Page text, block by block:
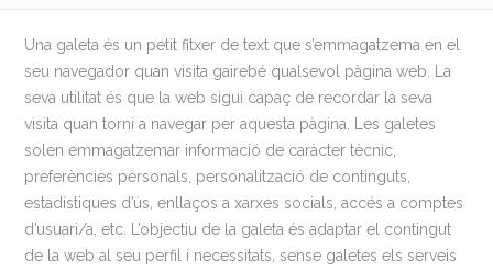
Una galeta és un petit fitxer de text que s’emmagatzema en el
seu navegador quan visita gairebé qualsevol pàgina web. La
seva utilitat és que la web sigui capaç de recordar la seva
visita quan torni a navegar per aquesta pàgina. Les galetes
solen emmagatzemar informació de caràcter tècnic,
preferències personals, personalització de continguts,
estadístiques d’ús, enllaços a xarxes socials, accés a comptes
d’usuari/a, etc. L’objectiu de la galeta és adaptar el contingut
de la web al seu perfil i necessitats, sense galetes els serveis